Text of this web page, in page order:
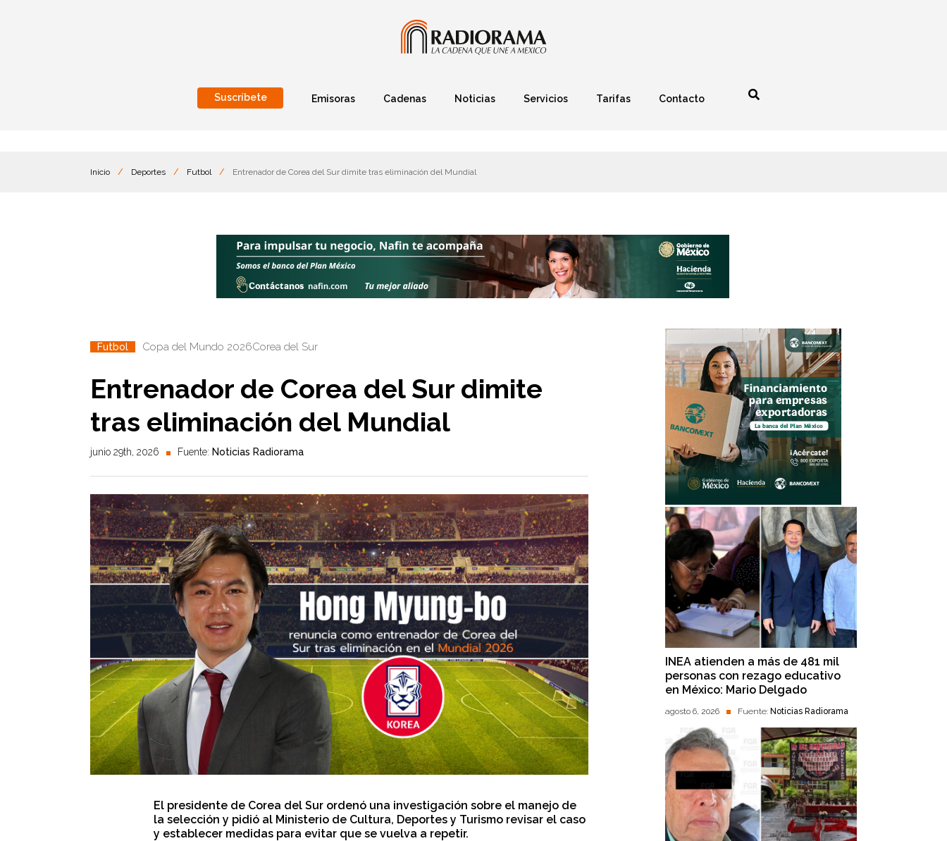
Suscríbete Emisoras Cadenas Noticias Servicios Tarifas Contacto
Inicio / Deportes / Futbol / Entrenador de Corea del Sur dimite tras eliminación del Mundial
Futbol Copa del Mundo 2026Corea del Sur
Entrenador de Corea del Sur dimite
tras eliminación del Mundial
junio 29th, 2026 Fuente: Noticias Radiorama
El presidente de Corea del Sur ordenó una investigación sobre el manejo de
la selección y pidió al Ministerio de Cultura, Deportes y Turismo revisar el caso
y establecer medidas para evitar que se vuelva a repetir.
INEA atienden a más de 481 mil
personas con rezago educativo
en México: Mario Delgado
agosto 6, 2026 Fuente: Noticias Radiorama